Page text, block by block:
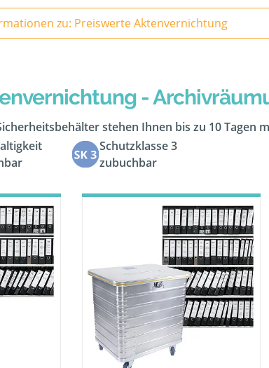
zu: Preiswerte Aktenvernichtung
-
stehen Ihnen bis zu 10 Tagen
Schutzklasse 3
zubuchbar